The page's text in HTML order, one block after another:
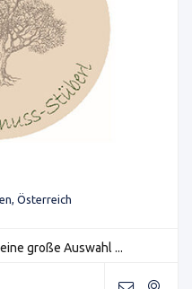
Österreich
große Auswahl ...